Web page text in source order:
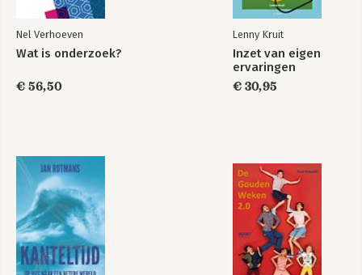
Nel Verhoeven
Wat is onderzoek?
€ 56,50
Lenny Kruit
Inzet van eigen
ervaringen
€ 30,95